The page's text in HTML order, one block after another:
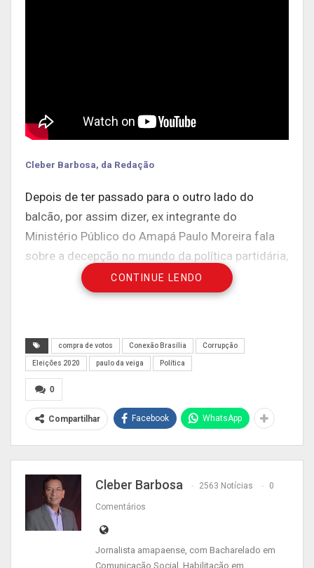
Cleber Barbosa, da Redação
Depois de ter passado para o outro lado do
balcão, por assim dizer, ex integrante do
Ministério Público do Amapá Paulo Moreira fala
sobre a decepção no mundo da política partidária,
ao perder a eleição para ser vice-prefeito de
Divinésia (MG).
CONTINUE LENDO
compra de votos Conexão Brasília Corrupção
Eleições 2020 paulo da veiga Política
0
Compartilhar Facebook WhatsApp
Cleber Barbosa 2563 Notícias 0
Comentários
Jornalista amapaense, com Bacharelado em
Comunicação Social, Habilitação em